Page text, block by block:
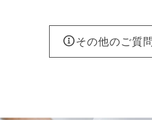
その他のご質